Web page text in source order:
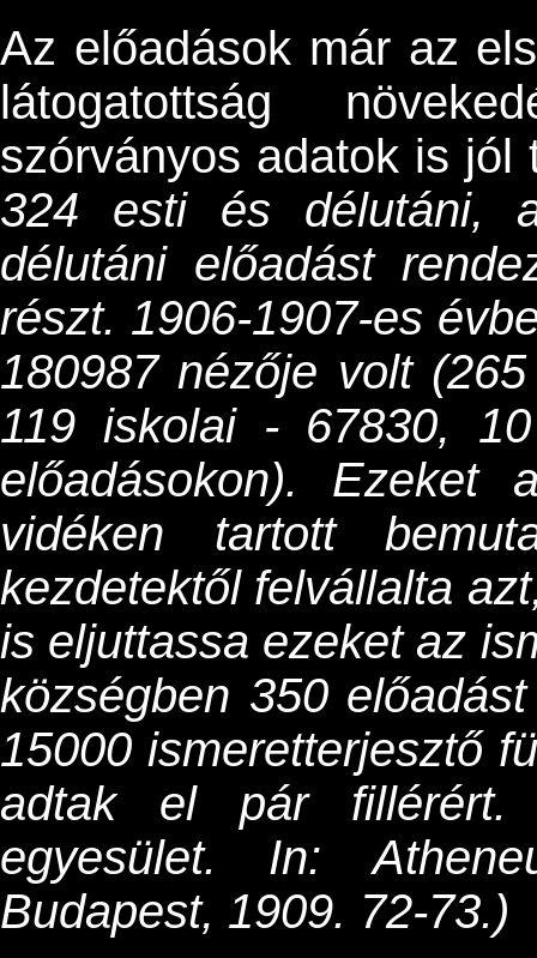
Az előadások már az
látogatottság
szórványos adatok is
324 esti és délutáni,
délutáni előadást
részt. 1906-1907-es
180987 nézője volt
119 iskolai - 67830,
előadásokon). Ezeket
vidéken tartott
kezdetektől felvállalta
is eljuttassa ezeket az
községben 350
15000 ismeretterjesztő
adtak el pár fillérért.
egyesület. In:
Budapest, 1909. 72-73.)